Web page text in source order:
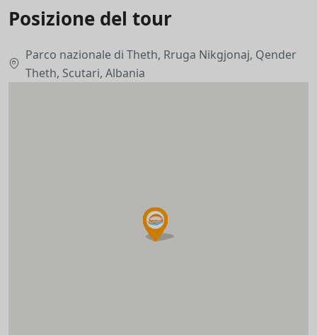
Posizione del tour
Parco nazionale di Theth, Rruga Nikgjonaj, Qender
Theth, Scutari, Albania